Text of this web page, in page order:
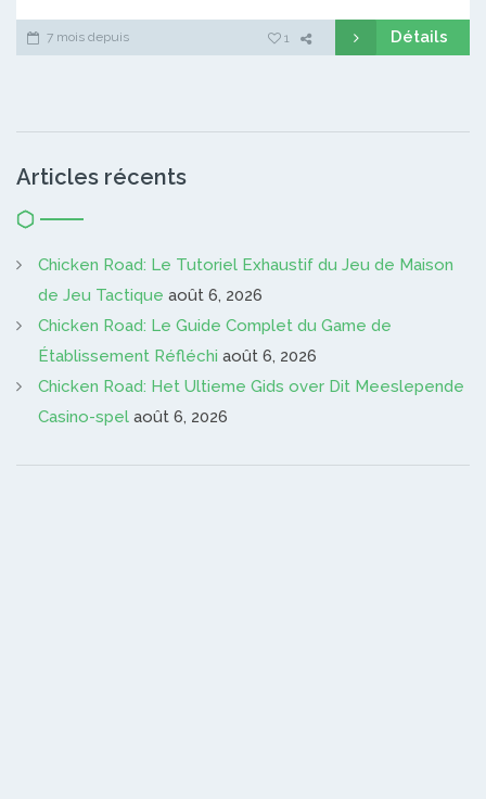
7 mois depuis 1 Détails
Articles récents
Chicken Road: Le Tutoriel Exhaustif du Jeu de Maison
de Jeu Tactique août 6, 2026
Chicken Road: Le Guide Complet du Game de
Établissement Réfléchi août 6, 2026
Chicken Road: Het Ultieme Gids over Dit Meeslepende
Casino-spel août 6, 2026